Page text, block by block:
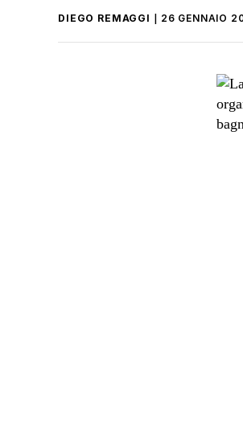
DIEGO REMAGGI 26 GENNAIO